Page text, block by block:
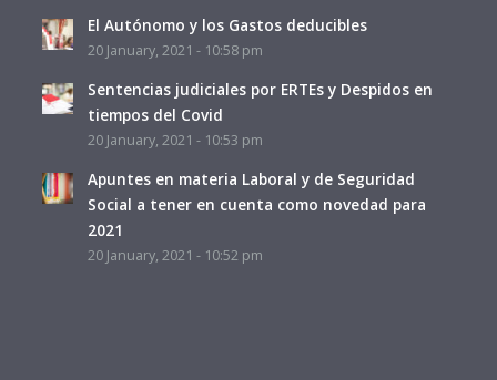
El Autónomo y los Gastos deducibles
20 January, 2021 - 10:58 pm
Sentencias judiciales por ERTEs y Despidos en
tiempos del Covid
20 January, 2021 - 10:53 pm
Apuntes en materia Laboral y de Seguridad
Social a tener en cuenta como novedad para
2021
20 January, 2021 - 10:52 pm